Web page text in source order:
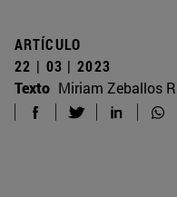
ARTÍCULO
22 | 03 | 2023
Texto Miriam Zeballos